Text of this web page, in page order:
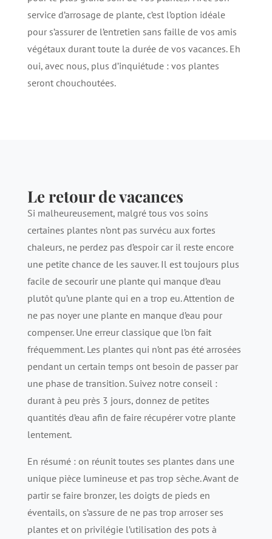
service d’arrosage de plante, c’est l’option idéale
pour s’assurer de l’entretien sans faille de vos amis
végétaux durant toute la durée de vos vacances. Eh
oui, avec nous, plus d’inquiétude : vos plantes
seront chouchoutées.
Le retour de vacances
Si malheureusement, malgré tous vos soins
certaines plantes n’ont pas survécu aux fortes
chaleurs, ne perdez pas d’espoir car il reste encore
une petite chance de les sauver. Il est toujours plus
facile de secourir une plante qui manque d’eau
plutôt qu’une plante qui en a trop eu. Attention de
ne pas noyer une plante en manque d’eau pour
compenser. Une erreur classique que l’on fait
fréquemment. Les plantes qui n’ont pas été arrosées
pendant un certain temps ont besoin de passer par
une phase de transition. Suivez notre conseil :
durant à peu près 3 jours, donnez de petites
quantités d’eau afin de faire récupérer votre plante
lentement.
En résumé : on réunit toutes ses plantes dans une
unique pièce lumineuse et pas trop sèche. Avant de
partir se faire bronzer, les doigts de pieds en
éventails, on s’assure de ne pas trop arroser ses
plantes et on privilégie l’utilisation des pots à